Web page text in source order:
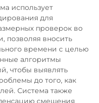
использует
для
проверок во
позволяя вносить
времени с целью
алгоритмы
чтобы выявлять
до того, как
Система также
смещения